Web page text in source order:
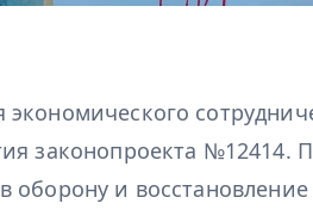
экономического
законопроекта №12414.
оборону и